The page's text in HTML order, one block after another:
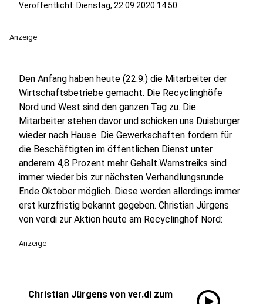
Veröffentlicht: Dienstag, 22.09.2020 14:50
Anzeige
Den Anfang haben heute (22.9.) die Mitarbeiter der
Wirtschaftsbetriebe gemacht. Die Recyclinghöfe
Nord und West sind den ganzen Tag zu. Die
Mitarbeiter stehen davor und schicken uns Duisburger
wieder nach Hause. Die Gewerkschaften fordern für
die Beschäftigten im öffentlichen Dienst unter
anderem 4,8 Prozent mehr Gehalt.Warnstreiks sind
immer wieder bis zur nächsten Verhandlungsrunde
Ende Oktober möglich. Diese werden allerdings immer
erst kurzfristig bekannt gegeben. Christian Jürgens
von ver.di zur Aktion heute am Recyclinghof Nord:
Anzeige
Christian Jürgens von ver.di zum